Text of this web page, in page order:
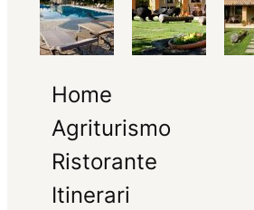
Home
Agriturismo
Ristorante
Itinerari